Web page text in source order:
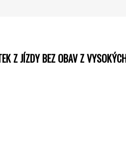
Z JÍZDY BEZ OBAV Z